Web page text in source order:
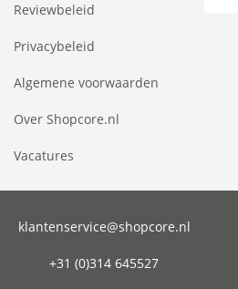
Reviewbeleid
Privacybeleid
Algemene voorwaarden
Over Shopcore.nl
Vacatures
klantenservice@shopcore.nl
+31 (0)314 645527